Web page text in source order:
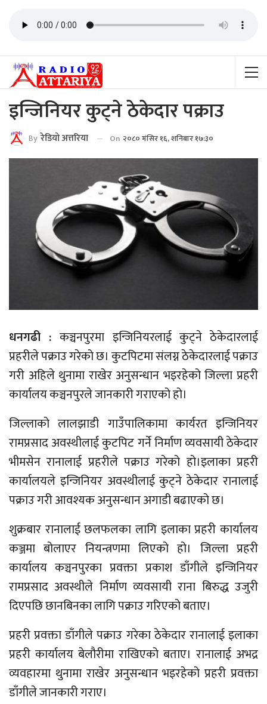
इन्जिनियर कुट्ने ठेकेदार पक्राउ
By रेडियाे अत्तरिया On २०८० मंसिर १६, शनिबार १७:३०
धनगढी :कञ्चनपुरमा इन्जिनियरलाई कुट्ने ठेकेदारलाई
प्रहरीले पक्राउ गरेको छ। कुटपिटमा संलग्न ठेकेदारलाई पक्राउ
गरी अहिले थुनामा राखेर अनुसन्धान भइरहेको जिल्ला प्रहरी
कार्यालय कञ्चनपुरले जानकारी गराएको हो।
जिल्लाको लालझाडी गाउँपालिकामा कार्यरत इन्जिनियर
रामप्रसाद अवस्थीलाई कुटपिट गर्ने निर्माण व्यवसायी ठेकेदार
भीमसेन रानालाई प्रहरीले पक्राउ गरेको हो।इलाका प्रहरी
कार्यालयले इन्जिनियर अवस्थीलाई कुट्ने ठेकेदार रानालाई
पक्राउ गरी आवश्यक अनुसन्धान अगाडी बढाएको छ।
शुक्रबार रानालाई छलफलका लागि इलाका प्रहरी कार्यालय
कञ्जमा बोलाएर नियन्त्रणमा लिएको हो। जिल्ला प्रहरी
कार्यालय कञ्चनपुरका प्रवक्ता प्रकाश डाँगीले इन्जिनियर
रामप्रसाद अवस्थीले निर्माण व्यवसायी राना बिरुद्ध उजुरी
दिएपछि छानबिनका लागि पक्राउ गरिएको बताए।
प्रहरी प्रवक्ता डाँगीले पक्राउ गरेका ठेकेदार रानालाई इलाका
प्रहरी कार्यालय बेलौरीमा राखिएको बताए। रानालाई अभद्र
व्यवहारमा थुनामा राखेर अनुसन्धान भइरहेको प्रहरी प्रवक्ता
डाँगीले जानकारी गराए।